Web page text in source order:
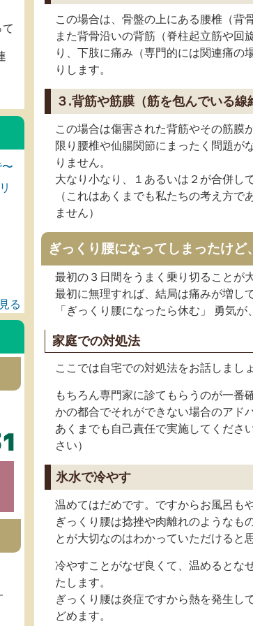
この場合は、骨盤の上にある腰椎（背
また背骨沿いの背筋（脊柱起立筋や回
り、下肢に痛み（専門的には関連痛の
りします。
３.背筋や筋膜（筋を包んでいる線
この場合は傷害された背筋やその筋膜
限り腰椎や仙腸関節にまったく問題が
りません。
大なり小なり、１あるいは２が合併し
（これはあくまでも私たちの考え方
ません）
ぎっくり腰になってしまったけど
最初の３日間をうまく乗り切ることが
最初に無理すれば、結局は痛みが増し
「ぎっくり腰になったら休む」 勇気
家庭での対処法
ここでは自宅での対処法をお話しまし
もちろん専門家に診てもらうのが一番
かの都合でそれができない場合のアド
あくまでも自己責任で実施してくださ
さい）
氷水で冷やす
温めてはだめです。ですからお風呂も
ぎっくり腰は捻挫や肉離れのようなも
とが大切なのはわかっていただけると
冷やすことがなぜ良くて、温めるとな
たします。
ぎっくり腰は炎症ですから熱を発生し
どめます。
る